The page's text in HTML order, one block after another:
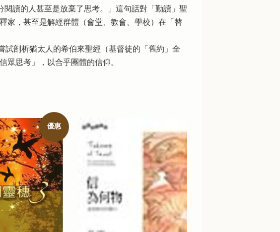
閱讀的人甚至是放棄了思考。」這句話對「勤讀」聖
家，甚至是解經群體（會堂、教會、學校）在「替
試剖析猶太人的希伯來聖經（基督徒的「舊約」全
眾思考」，以合乎團體的信仰。
優惠